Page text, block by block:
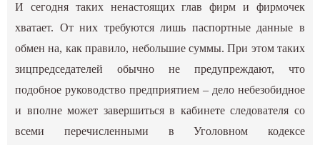
И сегодня таких ненастоящих глав фирм и фирмочек
хватает. От них требуются лишь паспортные данные в
обмен на, как правило, небольшие суммы. При этом таких
зицпредседателей обычно не предупреждают, что
подобное руководство предприятием – дело небезобидное
и вполне может завершиться в кабинете следователя со
всеми перечисленными в Уголовном кодексе